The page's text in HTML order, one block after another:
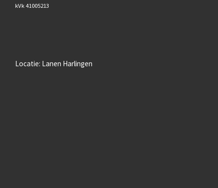
kVk 41005213
Locatie: Lanen Harlingen